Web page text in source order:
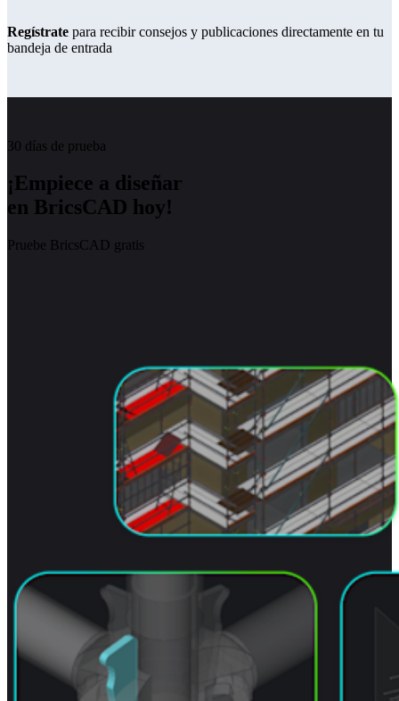
Regístrate para recibir consejos y publicaciones directamente en tu
bandeja de entrada
30 días de prueba
¡Empiece a diseñar
en BricsCAD hoy!
Pruebe BricsCAD gratis